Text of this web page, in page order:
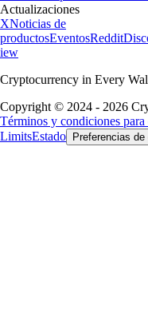
Actualizaciones
XNoticias de
productosEventosReddit
iew
Cryptocurrency in Every
Copyright © 2024 - 2026
Términos y condiciones para
LimitsEstado Preferencias de